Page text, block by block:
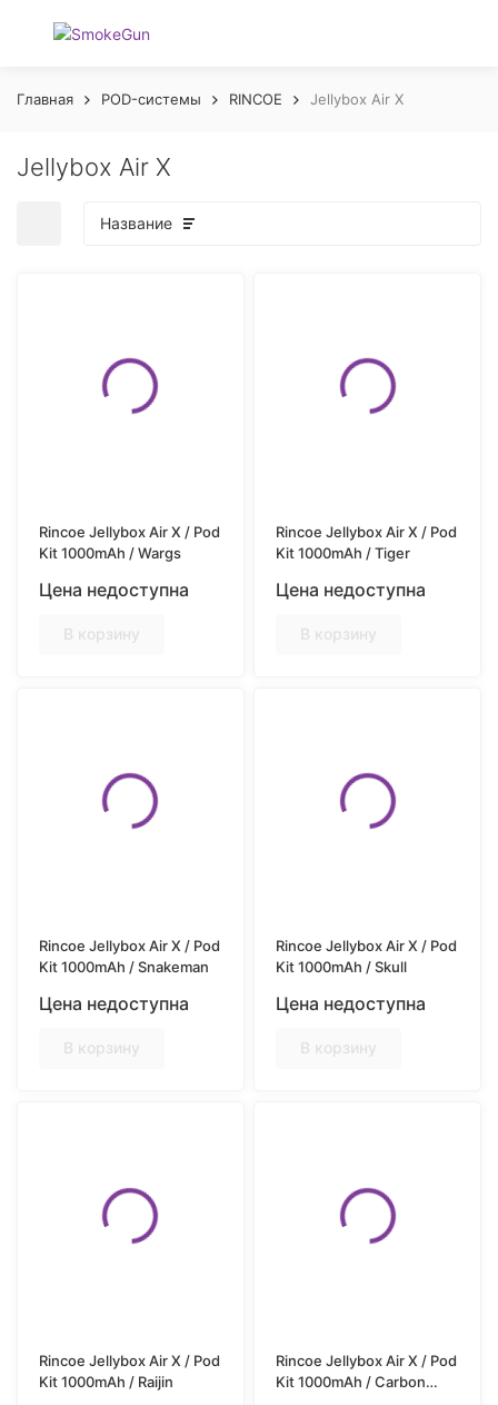
Главная POD-системы RINCOE Jellybox Air X
Jellybox Air X
Название
Rincoe Jellybox Air X / Pod
Kit 1000mAh / Wargs
Цена недоступна
В корзину
Rincoe Jellybox Air X / Pod
Kit 1000mAh / Tiger
Цена недоступна
В корзину
Rincoe Jellybox Air X / Pod
Kit 1000mAh / Snakeman
Цена недоступна
В корзину
Rincoe Jellybox Air X / Pod
Kit 1000mAh / Skull
Цена недоступна
В корзину
Rincoe Jellybox Air X / Pod
Kit 1000mAh / Raijin
Rincoe Jellybox Air X / Pod
Kit 1000mAh / Carbon